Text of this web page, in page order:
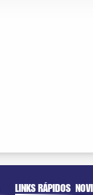
LINKS RÁPIDOS